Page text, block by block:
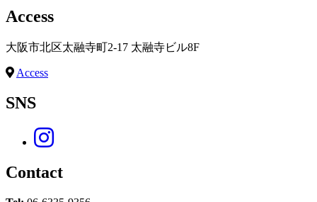
Access
大阪市北区太融寺町2-17 太融寺ビル8F
Access
SNS
Contact